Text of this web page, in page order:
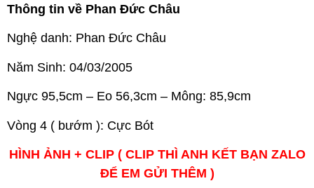
Thông tin về Phan Đức Châu
Nghệ danh: Phan Đức Châu
Năm Sinh: 04/03/2005
Ngực 95,5cm – Eo 56,3cm – Mông: 85,9cm
Vòng 4 ( bướm ): Cực Bót
HÌNH ẢNH + CLIP ( CLIP THÌ ANH KẾT BẠN ZALO
ĐỂ EM GỬI THÊM )